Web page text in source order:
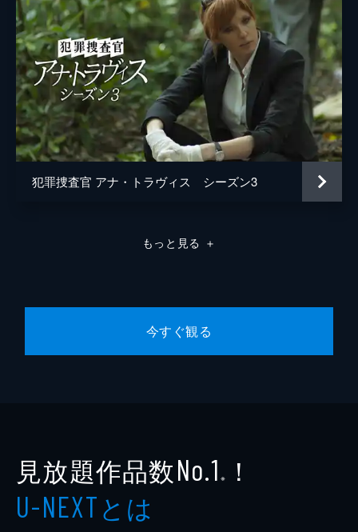
犯罪捜査官 アナ・トラヴィス シーズン3
もっと見る ＋
今すぐ観る
見放題作品数No.1 ※ ！
U-NEXTとは